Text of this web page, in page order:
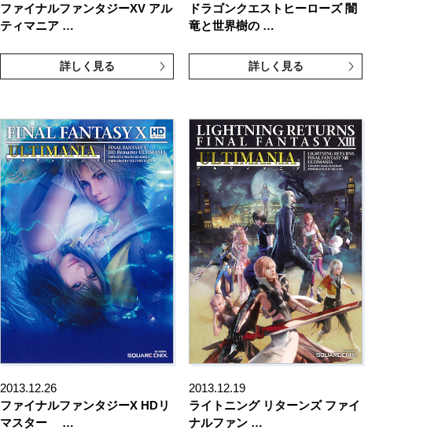
ファイナルファンタジーXV アル
ティマニア …
詳しく見る
ドラゴンクエストヒーローズ 闇
竜と世界樹の …
詳しく見る
2013.12.26
ファイナルファンタジーX HDリ
マスター …
2013.12.19
ライトニング リターンズ ファイ
ナルファン …